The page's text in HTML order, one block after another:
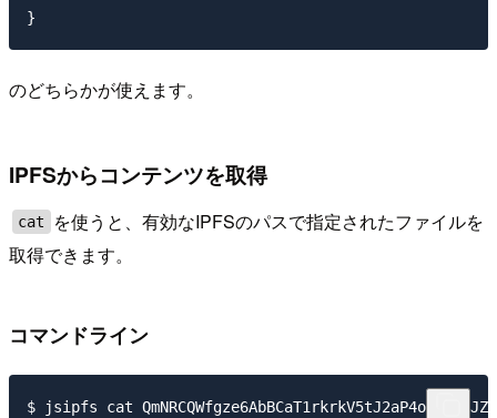
のどちらかが使えます。
IPFSからコンテンツを取得
cat
を使うと、有効なIPFSのパスで指定されたファイルを
取得できます。
コマンドライン
$ jsipfs cat